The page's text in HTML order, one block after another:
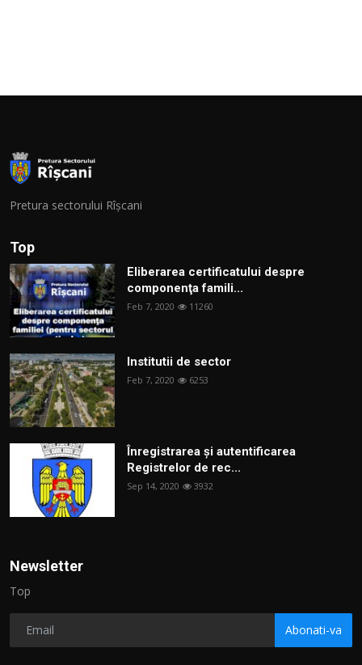
Pretura sectorului Rîșcani
Top
Eliberarea certificatului despre
componenţa famili...
Feb 7, 2020 11260
Institutii de sector
Feb 7, 2020 6253
Înregistrarea și autentificarea
Registrelor de rec...
Sep 14, 2020 3932
Newsletter
Top
Abonati-va